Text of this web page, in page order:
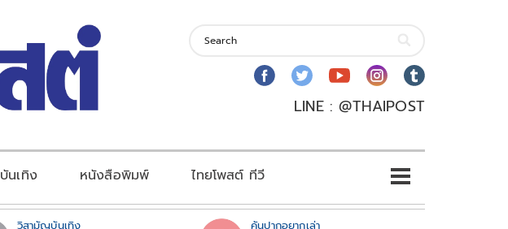
LINE : @THAIPOST
บันเทิง หนังสือพิมพ์ ไทยโพสต์ ทีวี
วิสามัญบันเทิง คันปากอยากเล่า